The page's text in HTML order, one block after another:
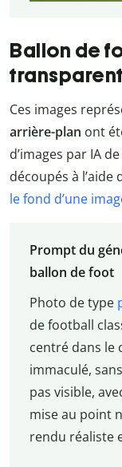
Ballon de
transparent
Ces images
arrière-plan ont
d’images par IA
découpés à
le fond d’une
Prompt du
ballon de foot
Photo de type
de football
centré dans le
immaculé,
pas visible,
mise au point
rendu réaliste